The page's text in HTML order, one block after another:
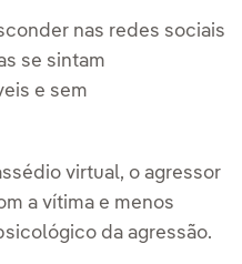
nas redes sociais
se sintam
e sem
virtual, o agressor
a vítima e menos
da agressão.